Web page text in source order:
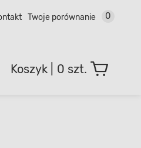
Twoje porównanie 0
0 szt.